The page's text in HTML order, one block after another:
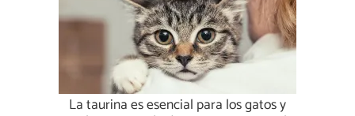
La taurina es esencial para los gatos y